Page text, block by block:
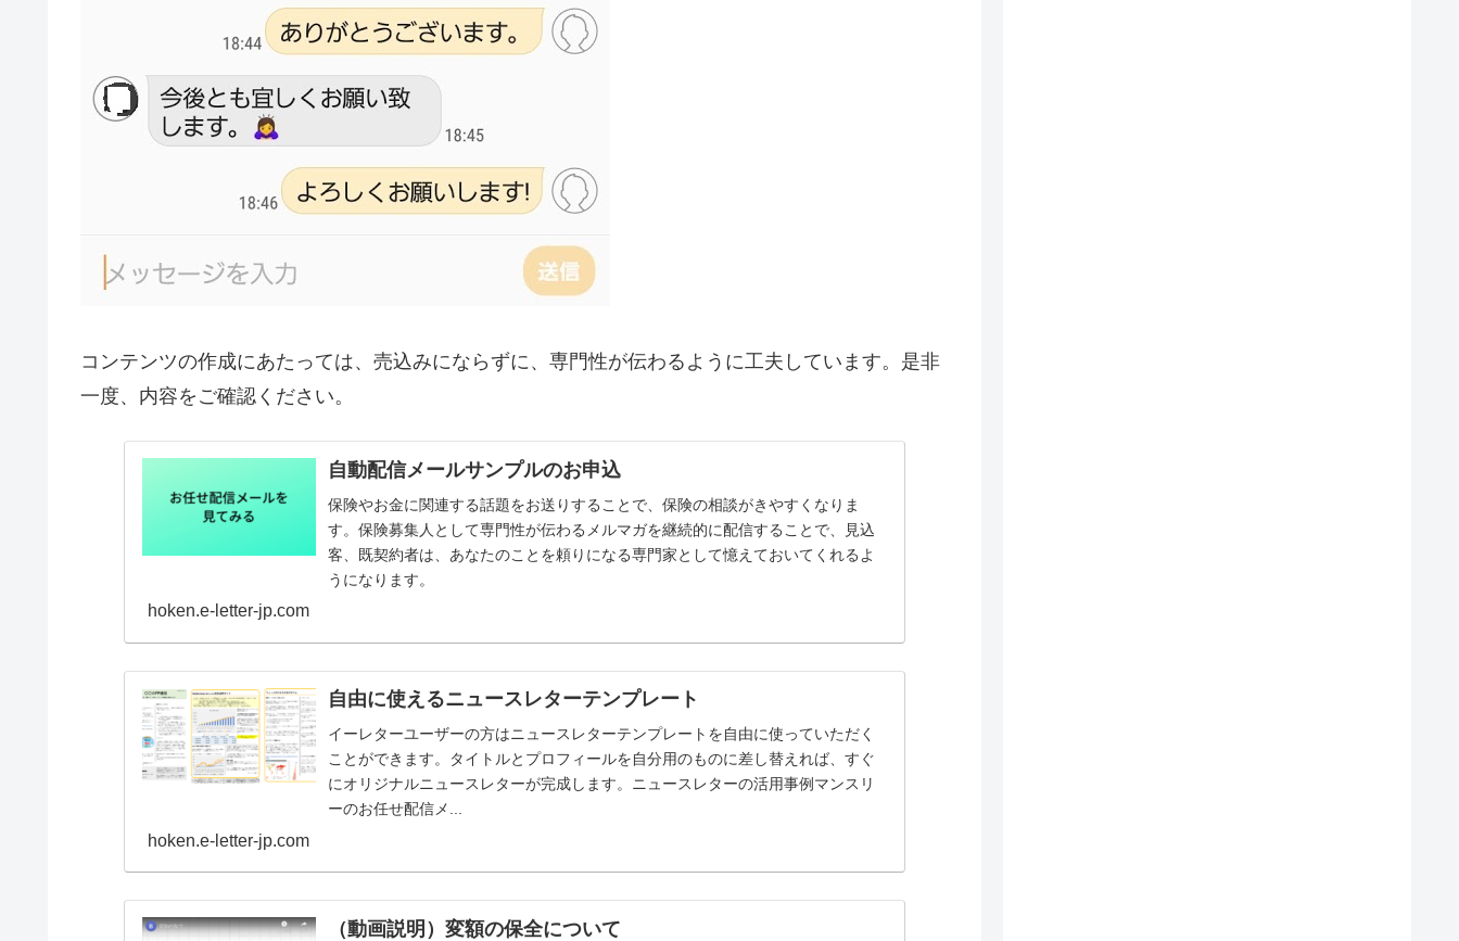
コンテンツの作成にあたっては、売込みにならずに、専門性が伝わるように工夫しています。是非
一度、内容をご確認ください。
自動配信メールサンプルのお申込
保険やお金に関連する話題をお送りすることで、保険の相談がきやすくなりま
す。保険募集人として専門性が伝わるメルマガを継続的に配信することで、見込
客、既契約者は、あなたのことを頼りになる専門家として憶えておいてくれるよ
うになります。
hoken.e-letter-jp.com
自由に使えるニュースレターテンプレート
イーレターユーザーの方はニュースレターテンプレートを自由に使っていただく
ことができます。タイトルとプロフィールを自分用のものに差し替えれば、すぐ
にオリジナルニュースレターが完成します。ニュースレターの活用事例マンスリ
ーのお任せ配信メ...
hoken.e-letter-jp.com
（動画説明）変額の保全について